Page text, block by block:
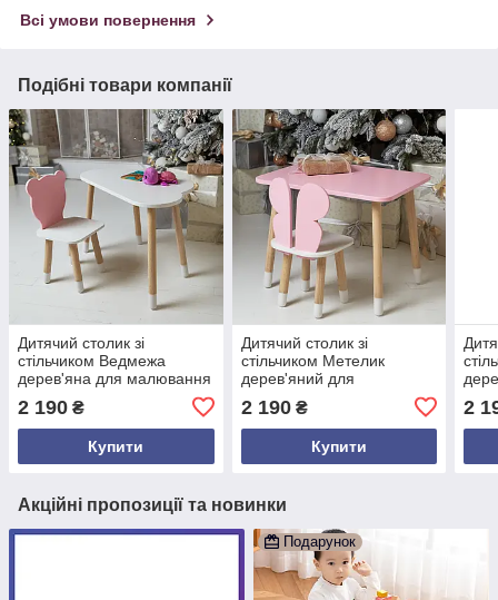
Всі умови повернення
Подібні товари компанії
Дитячий столик зі
стільчиком Ведмежа
дерев'яна для малювання
2 190 ₴
Купити
Дитячий столик зі
стільчиком Метелик
дерев'яний для
малювання та навчання
Рожевий
2 190₴
Купити
2
Акційні пропозиції та новинки
Подарунок